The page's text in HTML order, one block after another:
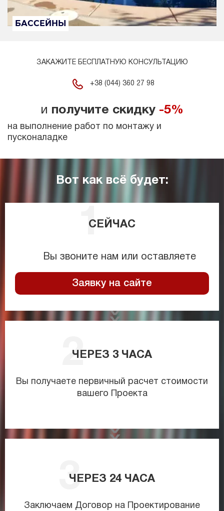
БАССЕЙНЫ
ЗАКАЖИТЕ БЕСПЛАТНУЮ КОНСУЛЬТАЦИЮ
+38 (044) 360 27 98
и получите скидку -5%
на выполнение работ по монтажу и
пусконаладке
Вот как всё будет:
СЕЙЧАС
Вы звоните нам или оставляете
Заявку на сайте
ЧЕРЕЗ 3 ЧАСА
Вы получаете первичный расчет стоимости
вашего Проекта
ЧЕРЕЗ 24 ЧАСА
Заключаем Договор на Проектирование